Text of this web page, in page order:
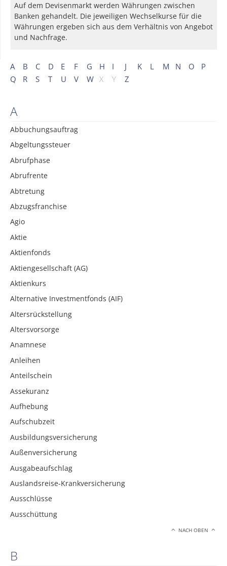
A B C D E F G H I J K L M N O
P
Q
R S T U V W X Y Z
A
Abbuchungsauftrag
Abgeltungssteuer
Abrufphase
Abrufrente
Abtretung
Abzugsfranchise
Agio
Aktie
Aktienfonds
Aktiengesellschaft (AG)
Aktienkurs
Alternative Investmentfonds (AIF)
Altersrückstellung
Altersvorsorge
Anamnese
Anleihen
Anteilschein
Assekuranz
Aufhebung
Aufschubzeit
Ausbildungsversicherung
Außenversicherung
Ausgabeaufschlag
Auslandsreise-Krankversicherung
Ausschlüsse
Ausschüttung
NACH OBEN
B
Auf dem Devisenmarkt werden Währungen zwischen
Banken gehandelt. Die jeweiligen Wechselkurse für die
Währungen ergeben sich aus dem Verhältnis von Angebot
und Nachfrage.